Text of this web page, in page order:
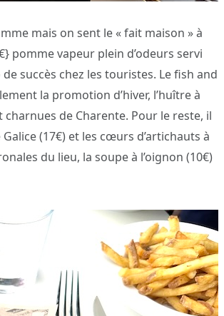
mais on sent le « fait maison » à
pomme vapeur plein d’odeurs servi
succès chez les touristes. Le fish and
la promotion d’hiver, l’huître à
de Charente. Pour le reste, il
(17€) et les cœurs d’artichauts à
du lieu, la soupe à l’oignon (10€)